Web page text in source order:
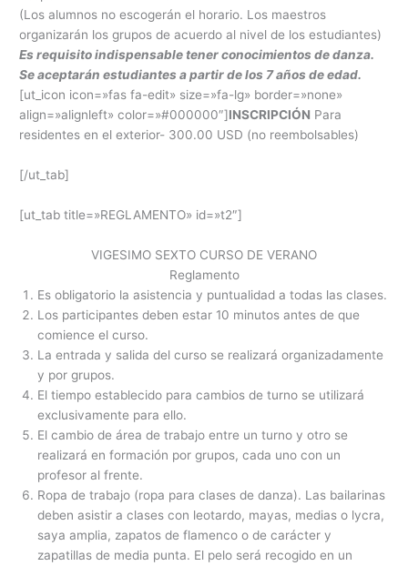
(Los alumnos no escogerán el horario. Los maestros
organizarán los grupos de acuerdo al nivel de los estudiantes)
Es requisito indispensable tener conocimientos de danza.
Se aceptarán estudiantes a partir de los 7 años de edad.
[ut_icon icon=»fas fa-edit» size=»fa-lg» border=»none»
align=»alignleft» color=»#000000″]INSCRIPCIÓN Para
residentes en el exterior- 300.00 USD (no reembolsables)
[/ut_tab]
[ut_tab title=»REGLAMENTO» id=»t2″]
VIGESIMO SEXTO CURSO DE VERANO
Reglamento
Es obligatorio la asistencia y puntualidad a todas las clases.
Los participantes deben estar 10 minutos antes de que
comience el curso.
La entrada y salida del curso se realizará organizadamente
y por grupos.
El tiempo establecido para cambios de turno se utilizará
exclusivamente para ello.
El cambio de área de trabajo entre un turno y otro se
realizará en formación por grupos, cada uno con un
profesor al frente.
Ropa de trabajo (ropa para clases de danza). Las bailarinas
deben asistir a clases con leotardo, mayas, medias o lycra,
saya amplia, zapatos de flamenco o de carácter y
zapatillas de media punta. El pelo será recogido en un